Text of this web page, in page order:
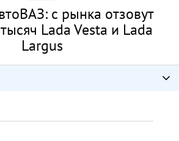
с рынка отзовут
Lada Vesta и Lada
Largus